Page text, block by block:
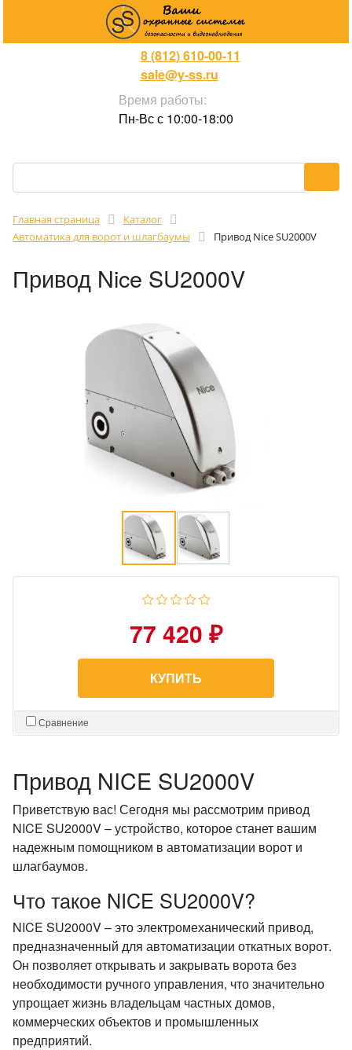
8 (812) 610-00-11
sale@y-ss.ru
Время работы:
Пн-Вс с 10:00-18:00
Главная страница
Каталог
Автоматика для ворот и шлагбаумы
Привод Nice SU2000V
Привод Nice SU2000V
77 420 ₽
КУПИТЬ
Сравнение
Привод NICE SU2000V
Приветствую вас! Сегодня мы рассмотрим привод
NICE SU2000V – устройство, которое станет вашим
надежным помощником в автоматизации ворот и
шлагбаумов.
Что такое NICE SU2000V?
NICE SU2000V – это электромеханический привод,
предназначенный для автоматизации откатных ворот.
Он позволяет открывать и закрывать ворота без
необходимости ручного управления, что значительно
упрощает жизнь владельцам частных домов,
коммерческих объектов и промышленных
предприятий.